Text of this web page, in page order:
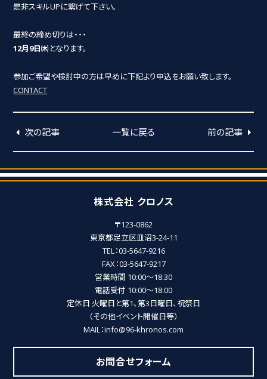
是非スキルUPに繋げて下さい。
最終の締め切りは・・・
12月9日㈭ となります。
参加ご希望や検討中の方は早めに下記より申込をお願い致します。
CONTACT
次の記事 一覧に戻る 前の記事
株式会社 クロノス
〒123-0862
東京都足立区皿沼3-24-11
TEL：03-5647-9216
FAX：03-5647-9217
営業時間 10:00～18:30
電話受付 10:00～18:00
定休日 火曜日と第1、第3日曜日、祝祭日
（その他イベント開催日等）
MAIL：info@96-khronos.com
お問合せフォーム